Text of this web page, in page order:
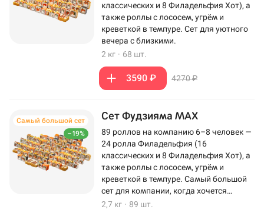
классических и 8 Филадельфия Хот), а
также роллы с лососем, угрём и
креветкой в темпуре. Сет для уютного
вечера с близкими.
2 кг · 68 шт.
3590 ₽ 4270 ₽
–19%
Самый большой сет Сет Фудзияма MAX
89 роллов на компанию 6–8 человек —
24 ролла Филадельфия (16
классических и 8 Филадельфия Хот), а
также роллы с лососем, угрём и
креветкой в темпуре. Самый большой
сет для компании, когда хочется
максимум роллов на столе.
2,7 кг · 89 шт.